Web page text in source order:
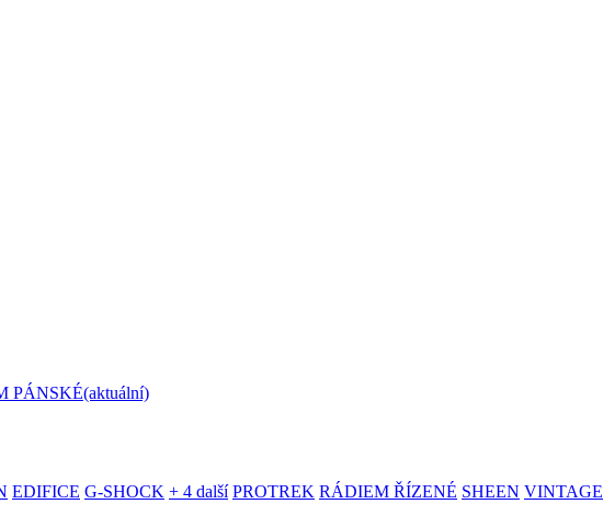
PÁNSKÉ(aktuální)
EDIFICE G-SHOCK + 4 další PROTREK RÁDIEM ŘÍZENÉ SHEEN VINTAGE